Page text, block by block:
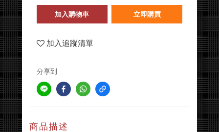
加入購物車 立即購買
加入追蹤清單
分享到
商品描述